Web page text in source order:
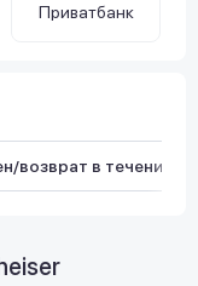
Приватбанк
возврат в течение